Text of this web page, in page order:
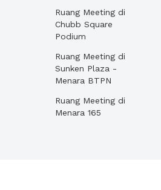
Ruang Meeting di
Chubb Square
Podium
Ruang Meeting di
Sunken Plaza -
Menara BTPN
Ruang Meeting di
Menara 165